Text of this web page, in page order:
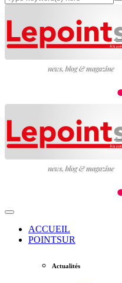
ACCUEIL
POINTSUR
Actualités